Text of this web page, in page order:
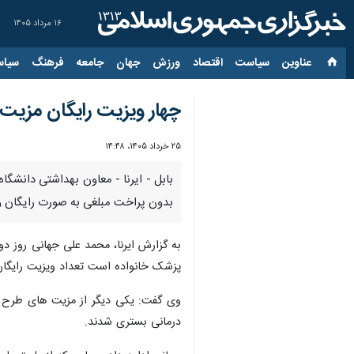
۱۶ مرداد ۱۴۰۵
عناوین‌ سیاست اقتصاد ورزش جهان جامعه فرهنگ
چهار ویزیت رایگان
۲۵ خرداد ۱۴۰۵، ۱۴:۴۸